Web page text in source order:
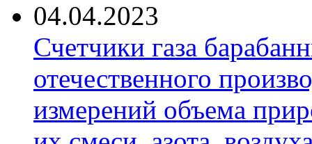
04.04.2023
Счетчики газа
отечественного
измерений объема